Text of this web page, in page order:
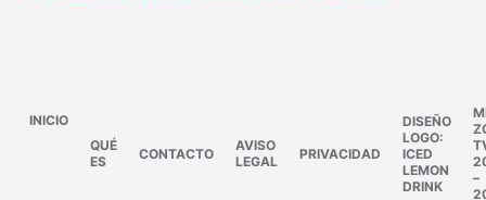
INICIO
QUÉ
ES
CONTACTO
AVISO
LEGAL
PRIVACIDAD
DISEÑO
LOGO:
ICED
LEMON
DRINK
–